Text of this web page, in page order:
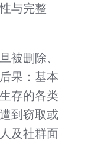
与完整
被删除、
果：基本
存的各类
到窃取或
及社群面